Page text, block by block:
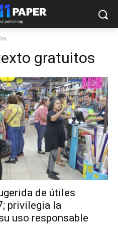
gratuitos
de útiles
privilegia la
uso responsable